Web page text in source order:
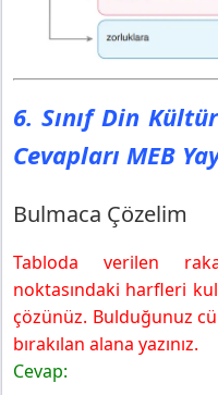
6. Sınıf Din
Cevapları MEB
Bulmaca Çözelim
Tabloda verilen
noktasındaki harfleri
çözünüz. Bulduğunuz
bırakılan alana yazınız.
Cevap: